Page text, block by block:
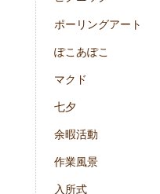
ポーリングアート
ぽこあぽこ
マクド
七夕
余暇活動
作業風景
入所式